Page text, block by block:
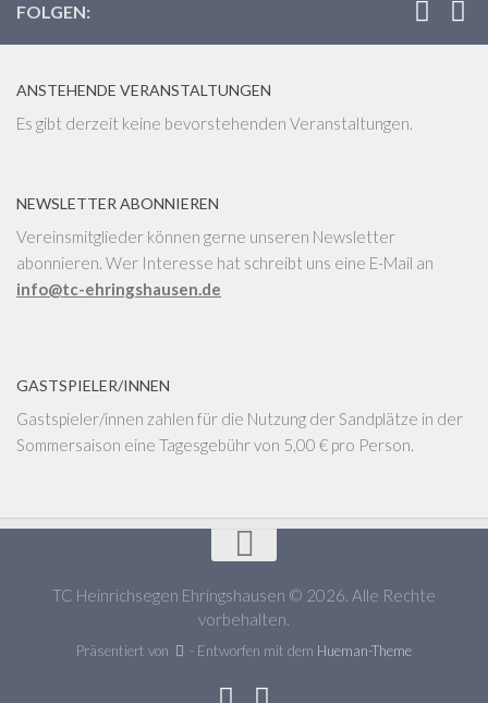
FOLGEN:
ANSTEHENDE VERANSTALTUNGEN
Es gibt derzeit keine bevorstehenden Veranstaltungen.
NEWSLETTER ABONNIEREN
Vereinsmitglieder können gerne unseren Newsletter
abonnieren. Wer Interesse hat schreibt uns eine E-Mail an
info@tc-ehringshausen.de
GASTSPIELER/INNEN
Gastspieler/innen zahlen für die Nutzung der Sandplätze in der
Sommersaison eine Tagesgebühr von 5,00 € pro Person.
TC Heinrichsegen Ehringshausen © 2026. Alle Rechte
vorbehalten.
Präsentiert von - Entworfen mit dem Hueman-Theme